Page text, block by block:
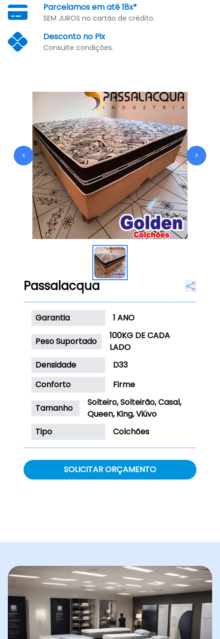
Parcelamos em até 18x*
SEM JUROS no cartão de crédito.
Desconto no Pix
Consulte condições.
< >
Passalacqua
Garantia 1 ANO
Peso Suportado
100KG DE CADA
LADO
Densidade
D33
Conforto
Firme
Tamanho
Solteiro, Solteirão, Casal,
Queen, King, Viúvo
Tipo
Colchões
SOLICITAR ORÇAMENTO